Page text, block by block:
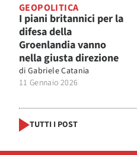
GEOPOLITICA
I piani britannici per la
difesa della
Groenlandia vanno
nella giusta direzione
di Gabriele Catania
11 Gennaio 2026
TUTTI I POST